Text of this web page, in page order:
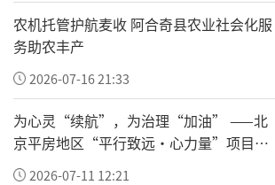
匙工程立足守护民生本源，借
独家冠名战略资源，从顶层运
体落地、社会资源聚合三个维
康驿站扎根校园和社区，公益
力量，让防丢防拐公益落地生根
农机托管护航麦收 阿合奇县农业社会化服
务助农丰产
2026-07-16 21:33
为心灵“续航”，为治理“加油” ——北
京平房地区“平行致远·心力量”项目让
基层干部轻装上阵
2026-07-11 12:21